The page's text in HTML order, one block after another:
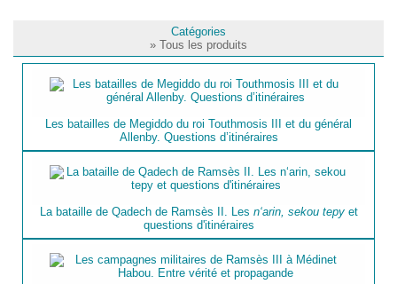
Catégories
» Tous les produits
Les batailles de Megiddo du roi Touthmosis III et du général
Allenby. Questions d’itinéraires
La bataille de Qadech de Ramsès II. Les n‘arin, sekou tepyet
questions d'itinéraires